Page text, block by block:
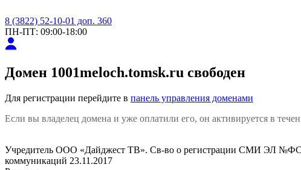
8 (3822) 52-10-01 доп. 360
ПН-ПТ: 09:00-18:00
Домен 1001meloch.tomsk.ru свободен
Для регистрации перейдите в панель управления доменами
Если вы владелец домена и уже оплатили его, он активируется в
Учредитель ООО «Дайджест ТВ». Св-во о регистрации СМИ ЭЛ №ФС
коммуникаций 23.11.2017